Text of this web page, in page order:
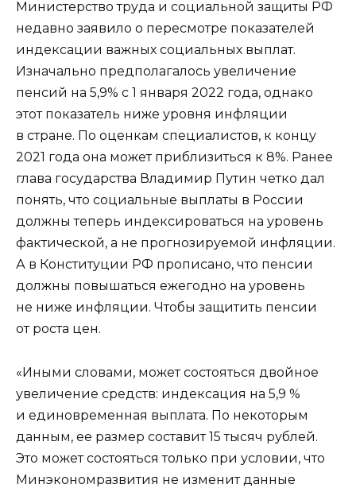
Министерство труда и социальной защиты РФ
недавно заявило о пересмотре показателей
индексации важных социальных выплат.
Изначально предполагалось увеличение
пенсий на 5,9% с 1 января 2022 года, однако
этот показатель ниже уровня инфляции
в стране. По оценкам специалистов, к концу
2021 года она может приблизиться к 8%. Ранее
глава государства Владимир Путин четко дал
понять, что социальные выплаты в России
должны теперь индексироваться на уровень
фактической, а не прогнозируемой инфляции.
А в Конституции РФ прописано, что пенсии
должны повышаться ежегодно на уровень
не ниже инфляции. Чтобы защитить пенсии
от роста цен.
«Иными словами, может состояться двойное
увеличение средств: индексация на 5,9 %
и единовременная выплата. По некоторым
данным, ее размер составит 15 тысяч рублей.
Это может состояться только при условии, что
Минэкономразвития не изменит данные